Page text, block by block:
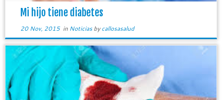
Mi hijo tiene diabetes
20 Nov, 2015in Noticiasbycallosasalud